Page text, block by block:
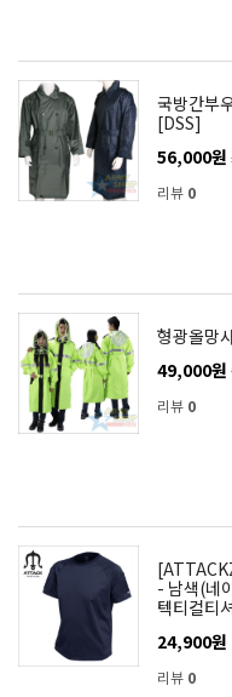
국방간부
[DSS]
56,000원
리뷰 0
형광올망
49,000원
리뷰 0
- 남색(네
텍티컬티
24,900원
리뷰 0